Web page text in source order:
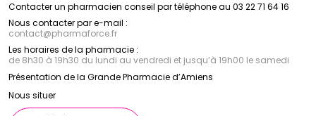
Contacter un pharmacien conseil par téléphone au 03 22 71 64 16
Nous contacter par e-mail :
contact@pharmaforce.fr
Les horaires de la pharmacie :
de 8h30 à 19h30 du lundi au vendredi et jusqu’à 19h00 le samedi
Présentation de la Grande Pharmacie d’Amiens
Nous situer